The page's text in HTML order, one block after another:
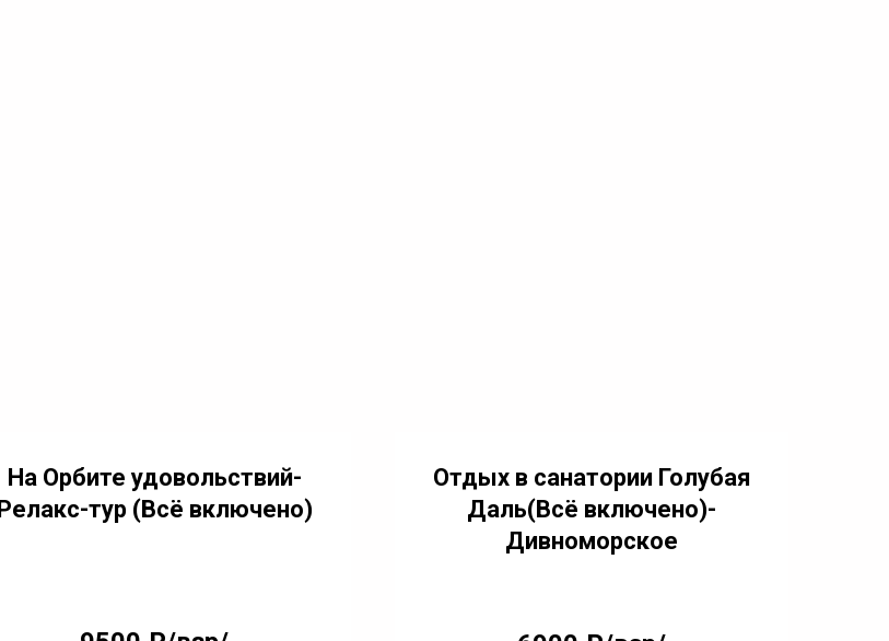
На Орбите удовольствий-
Релакс-тур (Всё включено)
Отдых в санатории Голубая
Даль(Всё включено)-
Дивноморское